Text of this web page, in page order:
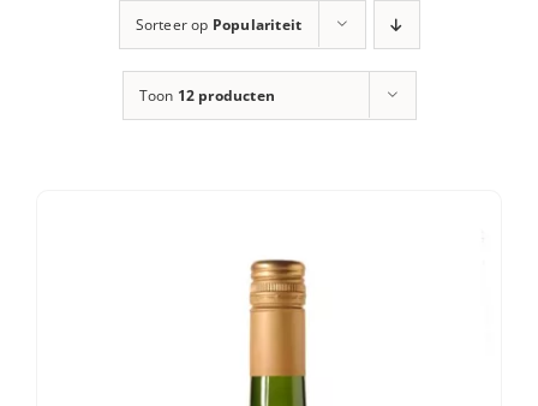
Zelf samenstellen
Sorteer op Populariteit
Toon 12 producten